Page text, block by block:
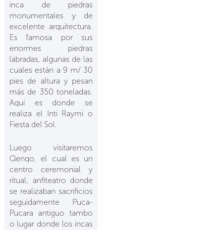
inca de piedras
monumentales y de
excelente arquitectura.
Es famosa por sus
enormes piedras
labradas, algunas de las
cuales están a 9 m/ 30
pies de altura y pesan
más de 350 toneladas.
Aquí es donde se
realiza el Inti Raymi o
Fiesta del Sol.
Luego visitaremos
Qenqo, el cual es un
centro ceremonial y
ritual, anfiteatro donde
se realizaban sacrificios
seguidamente Puca-
Pucara antiguo tambo
o lugar donde los incas